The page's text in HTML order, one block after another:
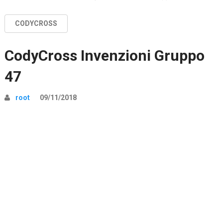
CODYCROSS
CodyCross Invenzioni Gruppo
47
root 09/11/2018